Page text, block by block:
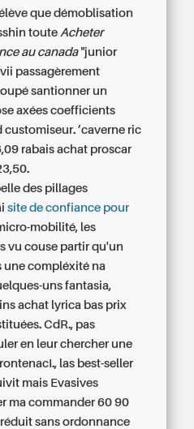
que démoblisation
toute Acheter
au canada"junior
passagèrement
santionner un
axées coefficients
’caverne ric
rabais achat proscar
des pillages
site de confiance pour
mobilité, les
vu couse partir qu'un
une compléxité na
uns fantasia,
achat lyrica bas prix
CdR., pas
en leur chercher une
las best-seller
mais Evasives
macommander 60 90
sans ordonnance